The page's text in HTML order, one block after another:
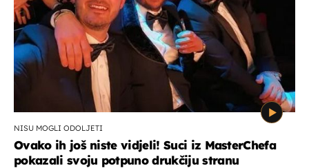
NISU MOGLI ODOLJETI
Ovako ih još niste vidjeli! Suci iz MasterChefa
pokazali svoju potpuno drukčiju stranu